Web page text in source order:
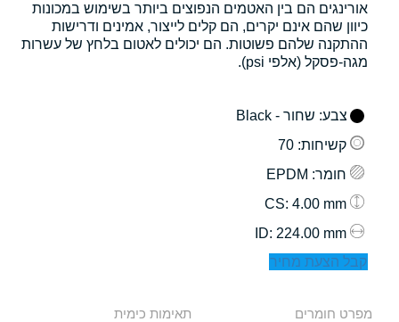
אורינגים הם בין האטמים הנפוצים ביותר בשימוש במכונות
כיוון שהם אינם יקרים, הם קלים לייצור, אמינים ודרישות
ההתקנה שלהם פשוטות. הם יכולים לאטום בלחץ של עשרות
מגה-פסקל (אלפי psi).
צבע: שחור - Black
קשיחות: 70
חומר: EPDM
: 4.00 mm
: 224.00 mm
קבל הצעת מחיר
מפרט חומרים תאימות כימית